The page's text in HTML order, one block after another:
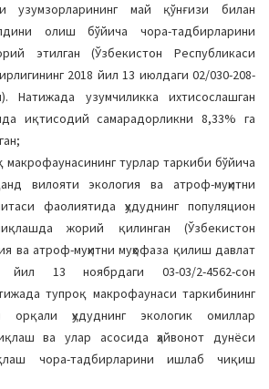
узумзорларининг май қўнғизи билан
олиш бўйича чора-тадбирларини
этилган (Ўзбекистон Республикаси
2018 йил 13 июлдаги 02/030-208-
Натижада узумчиликка ихтисослашган
иқтисодий самарадорликни 8,33% га
макрофаунасининг турлар таркиби бўйича
вилояти экология ва атроф-муҳитни
фаолиятида ҳудуднинг популяцион
жорий қилинган (Ўзбекистон
ва атроф-муҳитни муҳофаза қилиш давлат
йил 13 ноябрдаги 03-03/2-4562-сон
тупроқ макрофаунаси таркибининг
орқали ҳудуднинг экологик омиллар
ва улар асосида ҳайвонот дунёси
чора-тадбирларини ишлаб чиқиш